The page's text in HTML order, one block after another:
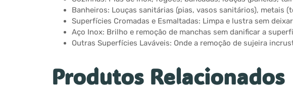
Banheiros: Louças sanitárias (pias, vasos sanitários), metais
Superfícies Cromadas e Esmaltadas: Limpa e lustra sem
Aço Inox: Brilho e remoção de manchas sem danificar a
Outras Superfícies Laváveis: Onde a remoção de sujeira
Produtos Relacionados